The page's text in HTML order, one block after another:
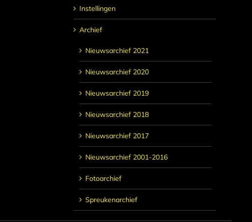
Instellingen
Archief
Nieuwsarchief 2021
Nieuwsarchief 2020
Nieuwsarchief 2019
Nieuwsarchief 2018
Nieuwsarchief 2017
Nieuwsarchief 2001-2016
Fotoarchief
Spreukenarchief